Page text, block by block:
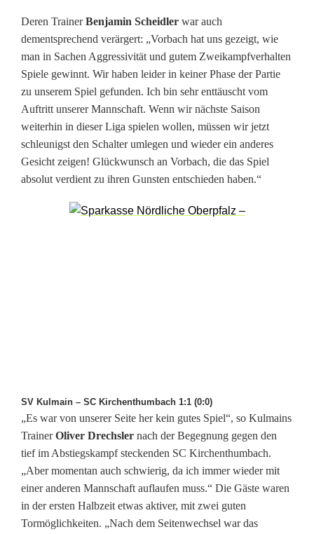
Deren TrainerBenjamin Scheidler war auch
dementsprechend verärgert: „Vorbach hat uns gezeigt, wie
man in Sachen Aggressivität und gutem Zweikampfverhalten
Spiele gewinnt. Wir haben leider in keiner Phase der Partie
zu unserem Spiel gefunden. Ich bin sehr enttäuscht vom
Auftritt unserer Mannschaft. Wenn wir nächste Saison
weiterhin in dieser Liga spielen wollen, müssen wir jetzt
schleunigst den Schalter umlegen und wieder ein anderes
Gesicht zeigen! Glückwunsch an Vorbach, die das Spiel
absolut verdient zu ihren Gunsten entschieden haben.“
SV Kulmain – SC Kirchenthumbach 1:1 (0:0)
„Es war von unserer Seite her kein gutes Spiel“, so Kulmains
TrainerOliver Drechsler nach der Begegnung gegen den
tief im Abstiegskampf steckenden SC Kirchenthumbach.
„Aber momentan auch schwierig, da ich immer wieder mit
einer anderen Mannschaft auflaufen muss.“ Die Gäste waren
in der ersten Halbzeit etwas aktiver, mit zwei guten
Tormöglichkeiten. „Nach dem Seitenwechsel war das